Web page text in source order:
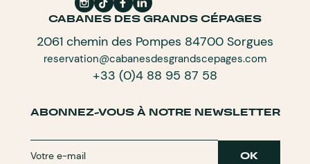
CABANES DES GRANDS CÉPAGES
2061 chemin des Pompes 84700 Sorgues
reservation@cabanesdesgrandscepages.com
+33 (0)4 88 95 87 58
ABONNEZ-VOUS À NOTRE NEWSLETTER